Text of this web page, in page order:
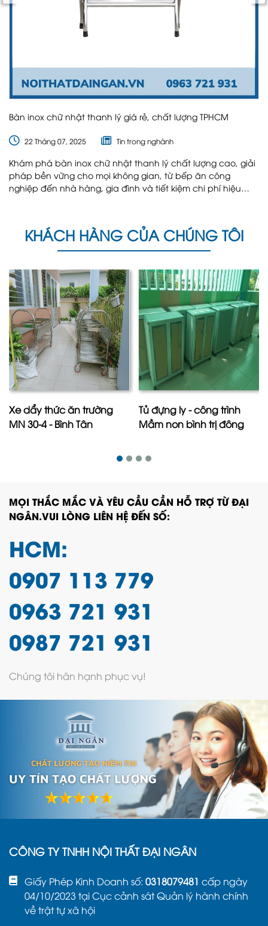
Bàn inox chữ nhật thanh lý giá rẻ, chất lượng TPHCM
22 Tháng 07, 2025 Tin trong nghành
Khám phá bàn inox chữ nhật thanh lý chất lượng cao, giải
pháp bền vững cho mọi không gian, từ bếp ăn công
nghiệp đến nhà hàng, gia đình và tiết kiệm chi phí hiệu
KHÁCH HÀNG CỦA CHÚNG TÔI
Xe dẩy thức ăn trường
MN 30-4 - Bình Tân
Tủ đựng ly - công trình
Mầm non bình trị đông
MỌI THẮC MẮC VÀ YÊU CẦU CẦN HỖ TRỢ TỪ ĐẠI
NGÂN.VUI LÒNG LIÊN HỆ ĐẾN SỐ:
HCM:
0907 113 779
0963 721 931
0987 721 931
Chúng tôi hân hạnh phục vụ!
CÔNG TY TNHH NỘI THẤT ĐẠI NGÂN
Giấy Phép Kinh Doanh số: 0318079481 cấp ngày
04/10/2023 tại Cục cảnh sát Quản lý hành chính
về trật tự xã hội